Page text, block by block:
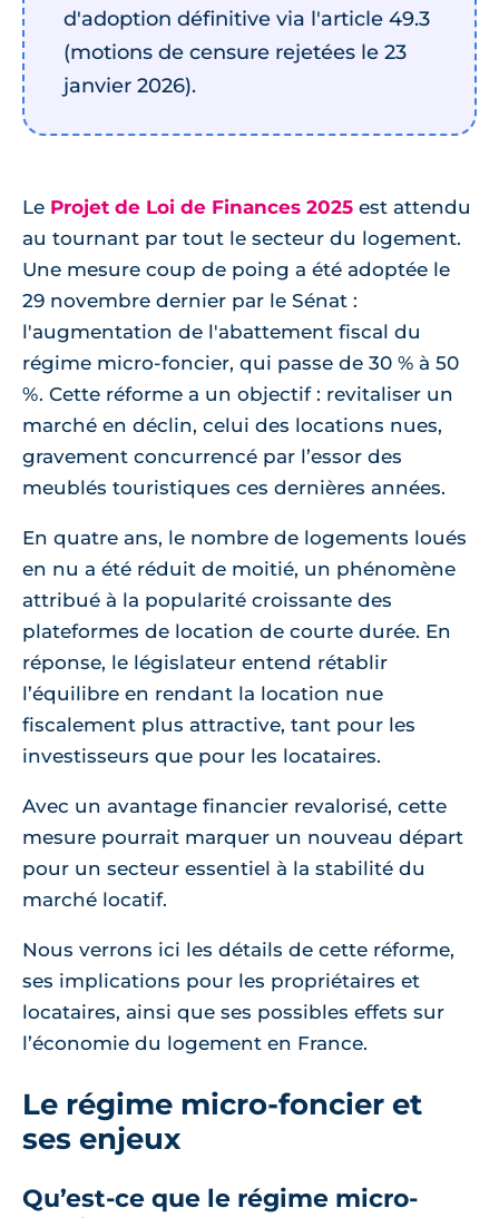
d'adoption définitive via l'article 49.3
(motions de censure rejetées le 23
janvier 2026).
Le Projet de Loi de Finances 2025 est attendu
au tournant par tout le secteur du logement.
Une mesure coup de poing a été adoptée le
29 novembre dernier par le Sénat :
l'augmentation de l'abattement fiscal du
régime micro-foncier, qui passe de 30 % à 50
%. Cette réforme a un objectif : revitaliser un
marché en déclin, celui des locations nues,
gravement concurrencé par l’essor des
meublés touristiques ces dernières années.
En quatre ans, le nombre de logements loués
en nu a été réduit de moitié, un phénomène
attribué à la popularité croissante des
plateformes de location de courte durée. En
réponse, le législateur entend rétablir
l’équilibre en rendant la location nue
fiscalement plus attractive, tant pour les
investisseurs que pour les locataires.
Avec un avantage financier revalorisé, cette
mesure pourrait marquer un nouveau départ
pour un secteur essentiel à la stabilité du
marché locatif.
Nous verrons ici les détails de cette réforme,
ses implications pour les propriétaires et
locataires, ainsi que ses possibles effets sur
l’économie du logement en France.
Le régime micro-foncier et
ses enjeux
Qu’est-ce que le régime micro-